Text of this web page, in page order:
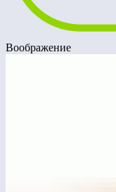
Воображение